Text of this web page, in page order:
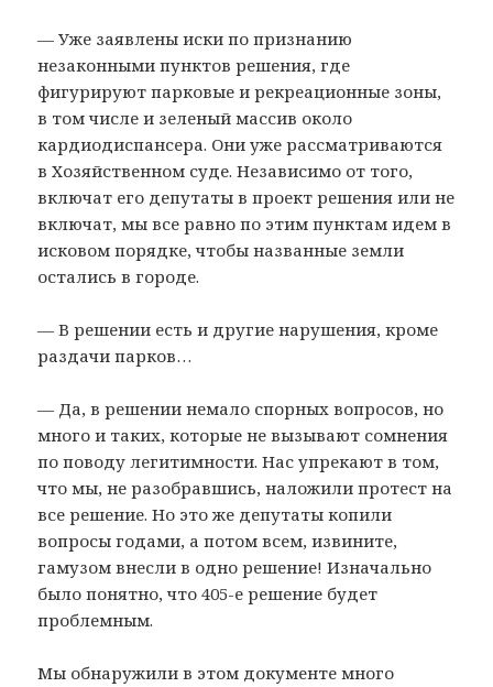
— Уже заявлены иски по признанию
незаконными пунктов решения, где
фигурируют парковые и рекреационные зоны,
в том числе и зеленый массив около
кардиодиспансера. Они уже рассматриваются
в Хозяйственном суде. Независимо от того,
включат его депутаты в проект решения или не
включат, мы все равно по этим пунктам идем в
исковом порядке, чтобы названные земли
остались в городе.
— В решении есть и другие нарушения, кроме
раздачи парков…
— Да, в решении немало спорных вопросов, но
много и таких, которые не вызывают сомнения
по поводу легитимности. Нас упрекают в том,
что мы, не разобравшись, наложили протест на
все решение. Но это же депутаты копили
вопросы годами, а потом всем, извините,
гамузом внесли в одно решение! Изначально
было понятно, что 405-е решение будет
проблемным.
Мы обнаружили в этом документе много